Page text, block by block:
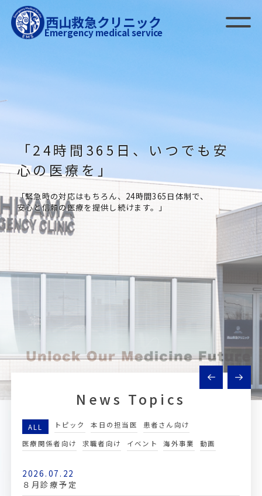
西山救急クリニック
Emergency medical service
Previous
「24時間365日、いつでも安
心の医療を」
「緊急時の対応はもちろん、24時間365日体制で、
安心と信頼の医療を提供し続けます。」
「24時間365日、いつでも安
心の医療を」
「緊急時の対応はもちろん、24時間365日体制で、
安心と信頼の医療を提供し続けます。」
「24時間365日、いつでも安
心の医療を」
「緊急時の対応はもちろん、24時間365日体制で、
安心と信頼の医療を提供し続けます。」
Next
News Topics
ALL トピック 本日の担当医
患者さん向け
医療関係者向け
求職者向け イベント 海外事業 動画
2026.07.22
８月診療予定